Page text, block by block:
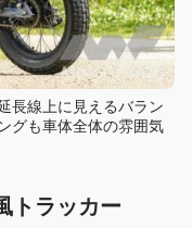
長線上に見えるバラン
グも車体全体の雰囲気
トラッカー